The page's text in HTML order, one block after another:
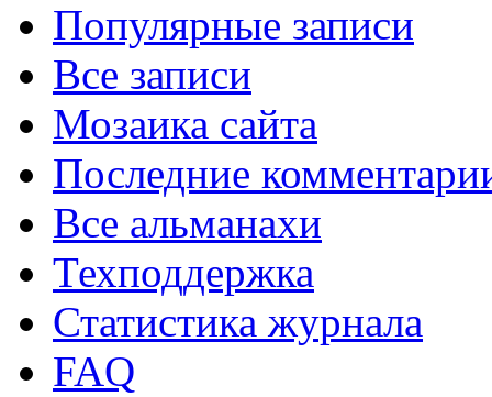
Популярные записи
Все записи
Мозаика сайта
Последние
Все альманахи
Техподдержка
Статистика журнала
FAQ